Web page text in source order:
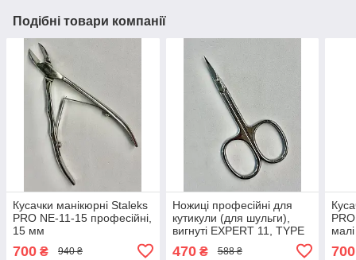
Подібні товари компанії
Кусачки манікюрні Staleks
PRO NE-11-15 професійні,
15 мм
700 ₴ 940 ₴
Ножиці професійні для
кутикули (для шульги),
вигнуті EXPERT 11, TYPE
470₴ 588 ₴ 700